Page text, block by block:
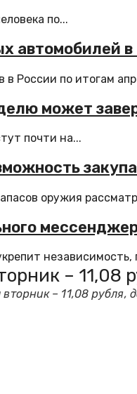
по...
автомобилей
России по итогам
может
почти на...
оружия
независимость,
– 11,08
– 11,08 рубля,